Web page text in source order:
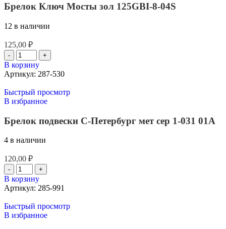
Брелок Ключ Мосты зол 125GBI-8-04S
12 в наличии
125,00 ₽
В корзину
Артикул: 287-530
Быстрый просмотр
В избранное
Брелок подвески С-Петербург мет сер 1-031 01А
4 в наличии
120,00 ₽
В корзину
Артикул: 285-991
Быстрый просмотр
В избранное